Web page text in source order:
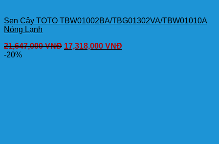
Sen Cây TOTO TBW01002BA/TBG01302VA/TBW01010A
Nóng Lạnh
21,647,000VNĐ 17,318,000 VNĐ
-20%